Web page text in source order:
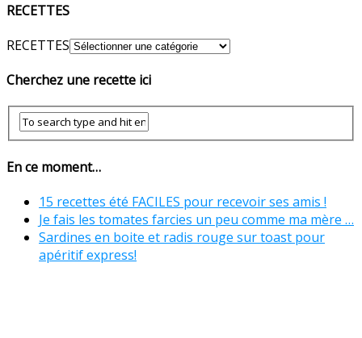
RECETTES
RECETTES
Cherchez une recette ici
En ce moment…
15 recettes été FACILES pour recevoir ses amis !
Je fais les tomates farcies un peu comme ma mère …
Sardines en boite et radis rouge sur toast pour
apéritif express!